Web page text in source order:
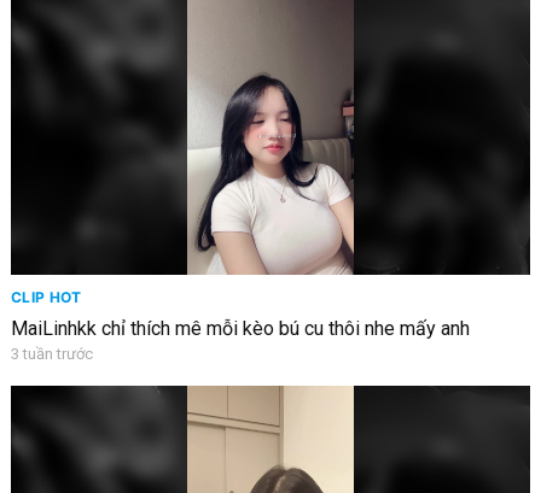
CLIP HOT
MaiLinhkk chỉ thích mê mỗi kèo bú cu thôi nhe mấy anh
3 tuần trước